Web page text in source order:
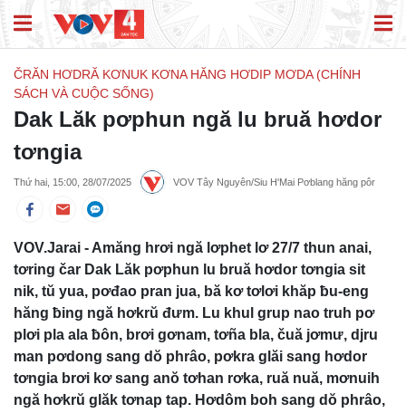
ČRĂN HƠDRĂ KƠNUK KƠNA HĂNG HƠDIP MƠDA (CHÍNH
SÁCH VÀ CUỘC SỐNG)
Dak Lăk pơphun ngă lu bruă hơdor
tơngia
Thứ hai, 15:00, 28/07/2025 VOV Tây Nguyên/Siu H'Mai Pơblang hăng pôr
VOV.Jarai - Amăng hrơi ngă lơphet lơ 27/7 thun anai,
tơring čar Dak Lăk pơphun lu bruă hơdor tơngia sit
nik, tŭ yua, pơđao pran jua, bă kơ tơlơi khăp ƀu-eng
hăng ƀing ngă hơkrŭ đưm. Lu khul grup nao truh pơ
plơi pla ala ƀôn, brơi gơnam, tơña bla, čuă jơmư, djru
man pơdong sang dŏ phrâo, pơkra glăi sang hơdor
tơngia brơi kơ sang anŏ tơhan rơka, ruă nuă, mơnuih
ngă hơkrŭ glăk tơnap tap. Hơdôm boh sang dŏ phrâo,